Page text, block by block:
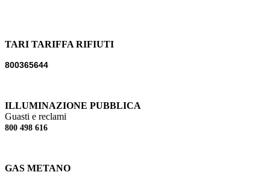
TARI TARIFFA RIFIUTI
800365644
ILLUMINAZIONE PUBBLICA
Guasti e reclami
800 498 616
GAS METANO